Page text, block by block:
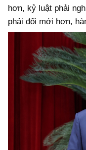
hơn, kỷ luật phải
phải đổi mới hơn,